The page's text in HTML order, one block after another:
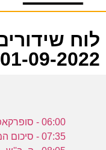
01-09-2022
06:00 - סופרקאפ: מגדבורג - קיל
07:35 - סיכום המחזור ה-27 ב-MLS